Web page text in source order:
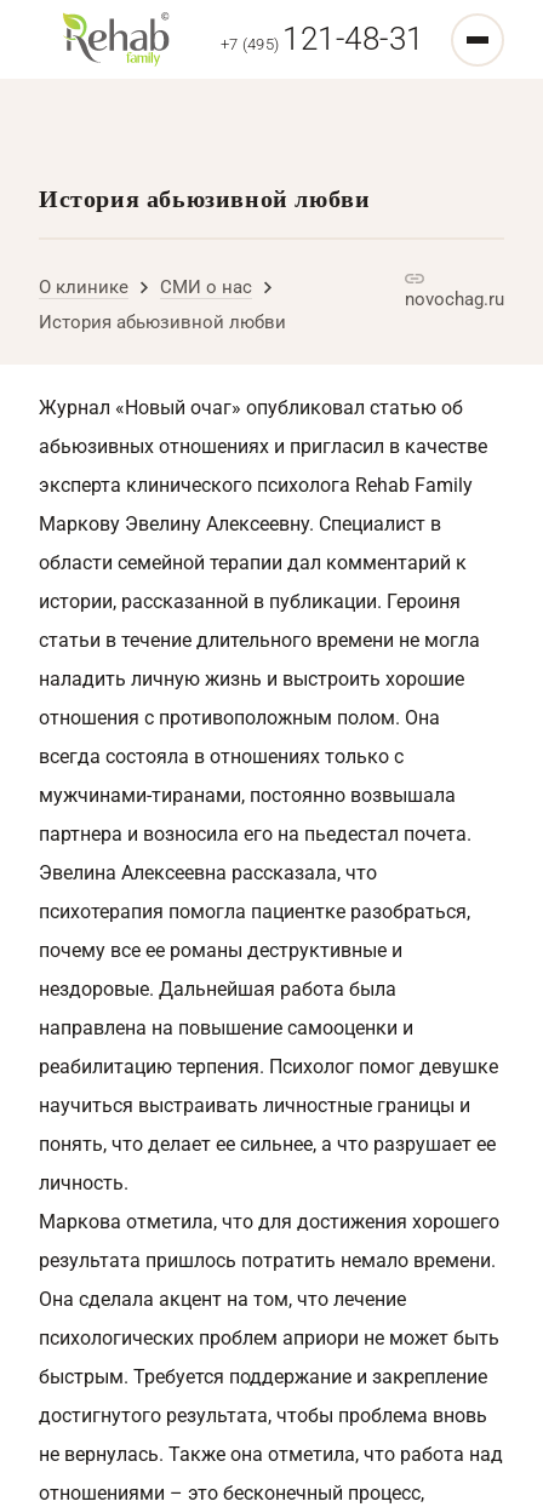
+7 (495) 121-48-31
История абьюзивной любви
О клинике
СМИ о нас
История абьюзивной любви
novochag.ru
Журнал «Новый очаг» опубликовал статью об
абьюзивных отношениях и пригласил в качестве
эксперта клинического психолога Rehab Family
Маркову Эвелину Алексеевну. Специалист в
области семейной терапии дал комментарий к
истории, рассказанной в публикации. Героиня
статьи в течение длительного времени не могла
наладить личную жизнь и выстроить хорошие
отношения с противоположным полом. Она
всегда состояла в отношениях только с
мужчинами-тиранами, постоянно возвышала
партнера и возносила его на пьедестал почета.
Эвелина Алексеевна рассказала, что
психотерапия помогла пациентке разобраться,
почему все ее романы деструктивные и
нездоровые. Дальнейшая работа была
направлена на повышение самооценки и
реабилитацию терпения. Психолог помог девушке
научиться выстраивать личностные границы и
понять, что делает ее сильнее, а что разрушает ее
личность.
Маркова отметила, что для достижения хорошего
результата пришлось потратить немало времени.
Она сделала акцент на том, что лечение
психологических проблем априори не может быть
быстрым. Требуется поддержание и закрепление
достигнутого результата, чтобы проблема вновь
не вернулась. Также она отметила, что работа над
отношениями – это бесконечный процесс,